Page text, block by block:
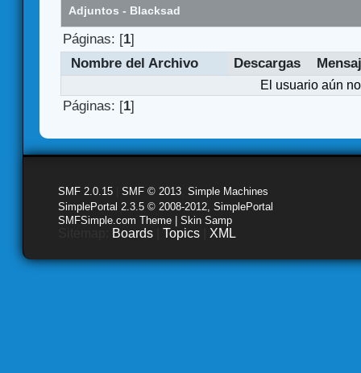
Adjuntos - Blacksad
Páginas: [1]
Nombre del Archivo
Descargas
El usuario aún
Páginas: [1]
SMF 2.0.15 SMF © 2013 Simple Machines
SimplePortal 2.3.5 © 2008-2012, SimplePortal
SMFSimple.com Theme | Skin Samp
Boards Topics XML